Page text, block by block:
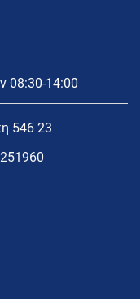
08:30-14:00
546 23